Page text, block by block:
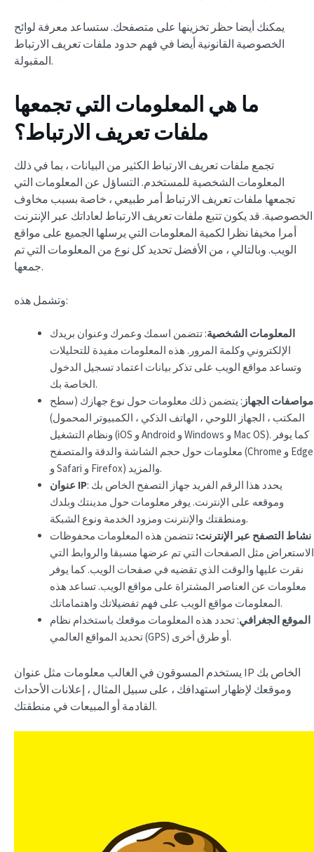
يمكنك أيضا حظر تخزينها على متصفحك. ستساعد معرفة لوائح
الخصوصية القانونية أيضا في فهم حدود ملفات تعريف الارتباط
المقبولة.
ما هي المعلومات التي تجمعها
ملفات تعريف الارتباط؟
تجمع ملفات تعريف الارتباط الكثير من البيانات ، بما في ذلك
المعلومات الشخصية للمستخدم. التساؤل عن المعلومات التي
تجمعها ملفات تعريف الارتباط أمر طبيعي ، خاصة بسبب مخاوف
الخصوصية. قد يكون تتبع ملفات تعريف الارتباط لعاداتك عبر الإنترنت
أمرا مخيفا نظرا لكمية المعلومات التي يرسلها الجميع على مواقع
الويب. وبالتالي ، من الأفضل تحديد كل نوع من المعلومات التي تم
جمعها.
وتشمل هذه:
المعلومات الشخصية: تتضمن اسمك وعمرك وعنوان بريدك
الإلكتروني وكلمة المرور. هذه المعلومات مفيدة للتحليلات
وتساعد مواقع الويب على تذكر بيانات اعتماد تسجيل الدخول
الخاصة بك.
مواصفات الجهاز : يتضمن ذلك معلومات حول نوع جهازك (سطح
المكتب ، الجهاز اللوحي ، الهاتف الذكي ، الكمبيوتر المحمول)
ونظام التشغيل (iOS و Android و Windows و Mac OS). كما يوفر
معلومات حول حجم الشاشة والدقة والمتصفح (Chrome و Edge
و Safari و Firefox) والمزيد.
عنوان IP: يحدد هذا الرقم الفريد جهاز التصفح الخاص بك
وموقعه على الإنترنت. يوفر معلومات حول مدينتك وبلدك
ومنطقتك والإنترنت ومزود الخدمة ونوع الشبكة.
نشاط التصفح عبر الإنترنت: تتضمن هذه المعلومات محفوظات
الاستعراض مثل الصفحات التي تم عرضها مسبقا والروابط التي
نقرت عليها والوقت الذي تقضيه في صفحات الويب. كما يوفر
معلومات عن العناصر المشتراة على مواقع الويب. تساعد هذه
المعلومات مواقع الويب على فهم تفضيلاتك واهتماماتك.
الموقع الجغرافي: تحدد هذه المعلومات موقعك باستخدام نظام
تحديد المواقع العالمي (GPS) أو طرق أخرى.
يستخدم المسوقون في الغالب معلومات مثل عنوان IP الخاص بك
وموقعك لإظهار استهدافك ، على سبيل المثال ، إعلانات الأحداث
القادمة أو المبيعات في منطقتك.